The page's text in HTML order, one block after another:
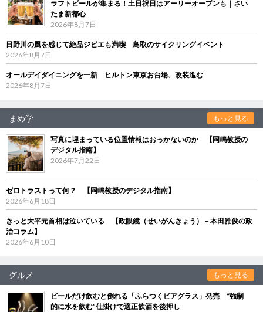
ラフトビールが集まる！土日祝日はアーリーオープンも｜さい
たま新都心
2026年8月7日
日野川の風を感じて絶品ジビエも満喫 鳥取のサイクリングイベント
2026年8月7日
オールデイダイニングを一新 ヒルトン東京お台場、改装進む
2026年8月7日
まめ学 もっと見る
写真に埋まっている位置情報はおっかないのか 【岡嶋教授の
デジタル指南】
2026年7月22日
ゼロトラストって何？ 【岡嶋教授のデジタル指南】
2026年6月18日
きっと大平元首相は泣いている 【政眼鏡（せいがんきょう）－本田雅俊の政
治コラム】
2026年6月10日
グルメ もっと見る
ビールだけ飲むと倒れる「ふらつくビアグラス」発売 “強制
的に水を飲む”仕掛けで適正飲酒を後押し